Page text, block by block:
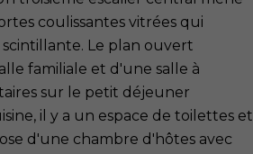
coulissantes vitrées qui
Le plan ouvert
familiale et d'une salle à
sur le petit déjeuner
il y a un espace de toilettes et
d'une chambre d'hôtes avec